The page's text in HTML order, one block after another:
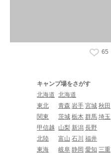
65
キャンプ場をさがす
北海道 北海道
東北
青森 岩手 宮城 秋田
関東
茨城 栃木 群馬 埼玉
甲信越
山梨 新潟 長野
北陸
富山 石川 福井
東海
岐阜 静岡 愛知 三重